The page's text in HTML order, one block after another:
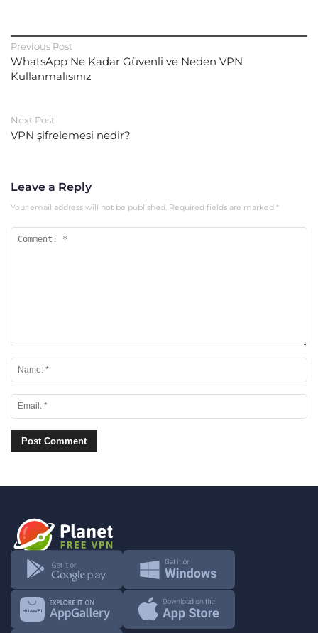
Previous Post
WhatsApp Ne Kadar Güvenli ve Neden VPN
Kullanmalısınız
Next Post
VPN şifrelemesi nedir?
Leave a Reply
Your email address will not be published. Required fields are marked *